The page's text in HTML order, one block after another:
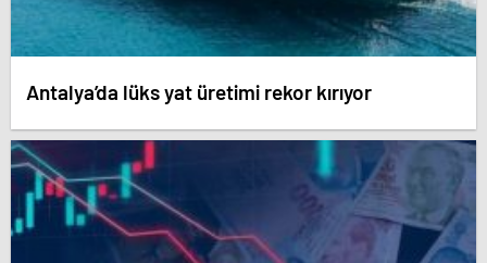
Antalya’da lüks yat üretimi rekor kırıyor